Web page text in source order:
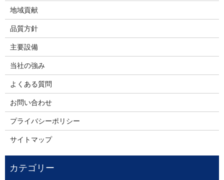
地域貢献
品質方針
主要設備
当社の強み
よくある質問
お問い合わせ
プライバシーポリシー
サイトマップ